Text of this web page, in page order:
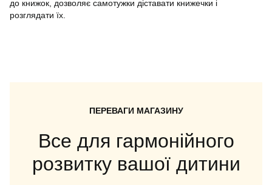
до книжок, дозволяє самотужки діставати книжечки і
розглядати їх.
ПЕРЕВАГИ МАГАЗИНУ
Все для гармонійного
розвитку вашої дитини